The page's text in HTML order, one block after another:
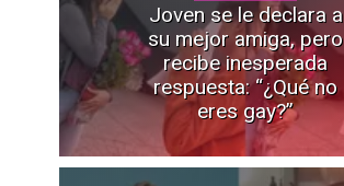
Joven se le declara a
su mejor amiga, pero
recibe inesperada
respuesta: “¿Qué no
eres gay?”